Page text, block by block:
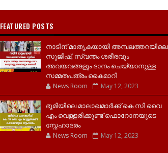
FEATURED POSTS
നാടിന് മാതൃകയായി അമ്പലത്തറയിലെ
സുജീഷ്, സ്വന്തം ശരീരവും
അവയവങ്ങളും ദാനം ചെയ്യാനുള്ള
സമ്മതപത്രം കൈമാറി
News Room May 12, 2023
ഭൂമിയിലെ മാലാഖമാർക്ക് കെ സി വൈ
എം വെള്ളരിക്കുണ്ട് ഫൊറോനയുടെ
സ്നേഹാദരം
News Room May 12, 2023